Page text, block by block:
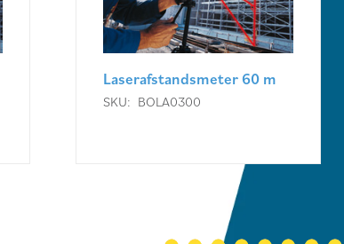
Laserafstandsmeter 60 m
SKU: BOLA0300